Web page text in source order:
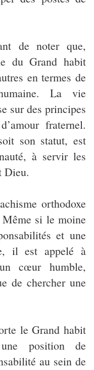
de noter que,
du Grand habit
en termes de
La vie
sur des principes
fraternel.
son statut, est
à servir les
Dieu.
orthodoxe
si le moine
et une
il est appelé à
cœur humble,
de chercher une
le Grand habit
position de
au sein de